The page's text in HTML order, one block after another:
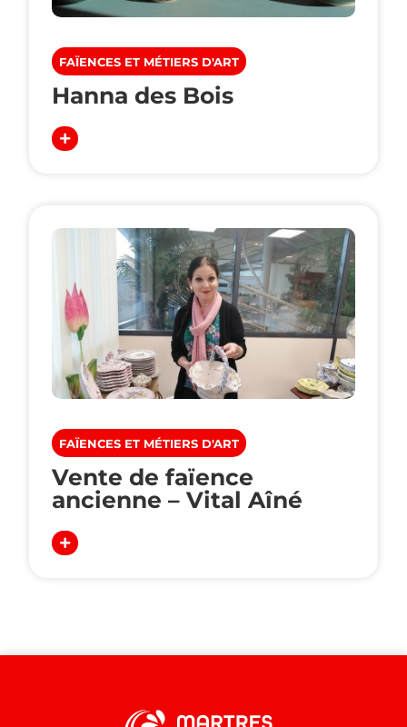
FAÏENCES ET MÉTIERS D'ART
Hanna des Bois
FAÏENCES ET MÉTIERS D'ART
Vente de faïence
ancienne – Vital Aîné